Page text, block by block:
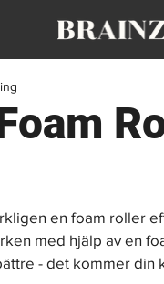
en foam roller
med hjälp av en
- det kommer din